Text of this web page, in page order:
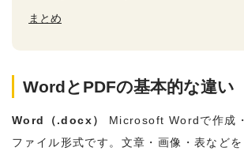
まとめ
WordとPDFの基本的な違い
Word（.docx）
Microsoft Wordで作成
ファイル形式です。文章・画像・表など